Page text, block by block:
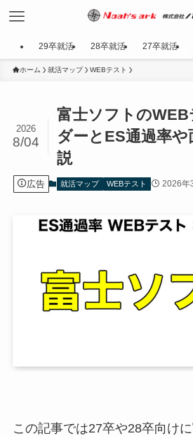
29卒就活 28卒就活 27卒就活
ホーム 就活マップ WEBテスト
富士ソフトの
ダーとES通過率
説
2026
8/04
広告 就活マップ WEBテスト 2026年
この記事では27卒や28卒向けに